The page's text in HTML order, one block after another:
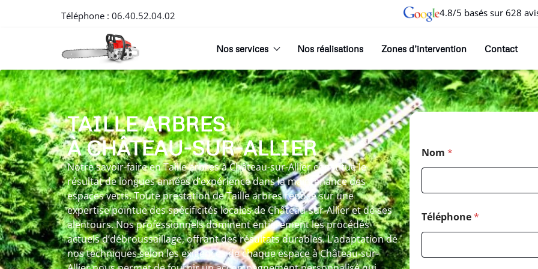
Téléphone : 06.40.52.04.02 4.8/5 basés sur 628
Nos services Nos réalisations Zones d’intervention Contact
TAILLE ARBRES
À CHÂTEAU-SUR-ALLIER
Notre savoir-faire en Taille arbres à Château-sur-Allier constitue le
résultat de longues années d’expérience dans la maintenance des
espaces verts. Toute prestation de Taille arbres repose sur une
expertise pointue des spécificités locales de Château-sur-Allier et de ses
alentours. Nos professionnels dominent entièrement les procédés
actuels d’débroussaillage, offrant des résultats durables. L’adaptation de
nos techniques selon les exigences de chaque espace à Château-sur-
Nom *
Téléphone*